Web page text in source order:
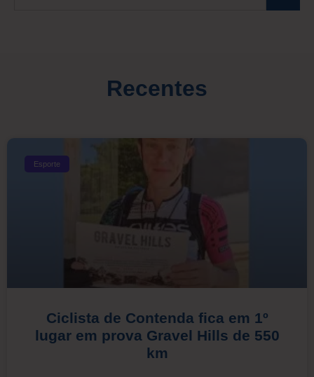
Recentes
Esporte
Ciclista de Contenda fica em 1º
lugar em prova Gravel Hills de 550
km